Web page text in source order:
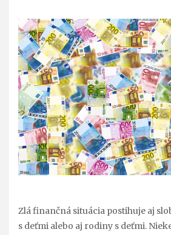
Zlá finančná situácia postihuje aj
s deťmi alebo aj rodiny s deťmi.